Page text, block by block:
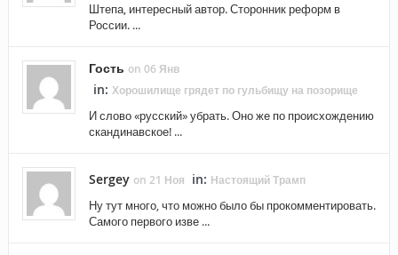
Штепа, интересный автор. Сторонник реформ в
России. ...
Гость on 06 Янв
in: Хорошилище грядет по гульбищу на позорище
И слово «русский» убрать. Оно же по происхождению
скандинавское! ...
Sergey on 21 Ноя in: Настоящий Трамп
Ну тут много, что можно было бы прокомментировать.
Самого первого изве ...